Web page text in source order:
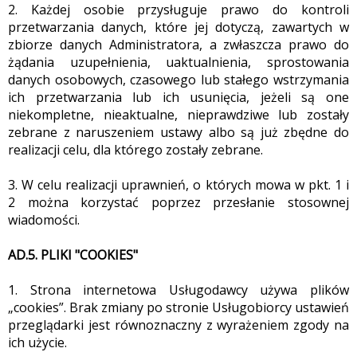
2. Każdej osobie przysługuje prawo do kontroli
przetwarzania danych, które jej dotyczą, zawartych w
zbiorze danych Administratora, a zwłaszcza prawo do
żądania uzupełnienia, uaktualnienia, sprostowania
danych osobowych, czasowego lub stałego wstrzymania
ich przetwarzania lub ich usunięcia, jeżeli są one
niekompletne, nieaktualne, nieprawdziwe lub zostały
zebrane z naruszeniem ustawy albo są już zbędne do
realizacji celu, dla którego zostały zebrane.
3. W celu realizacji uprawnień, o których mowa w pkt. 1 i
2 można korzystać poprzez przesłanie stosownej
wiadomości.
AD.5. PLIKI "COOKIES"
1. Strona internetowa Usługodawcy używa plików
„cookies”. Brak zmiany po stronie Usługobiorcy ustawień
przeglądarki jest równoznaczny z wyrażeniem zgody na
ich użycie.